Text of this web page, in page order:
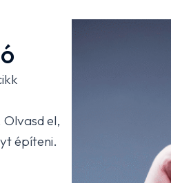
el,
építeni.